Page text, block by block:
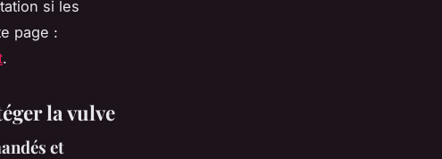
si les
page :
.
la vulve
et